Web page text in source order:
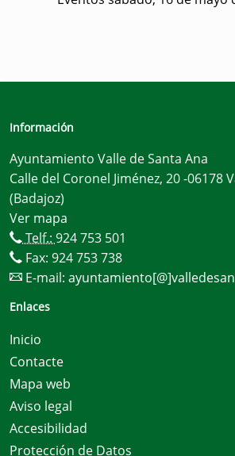
Información
Ayuntamiento Valle de Santa Ana
Calle del Coronel Jiménez, 20 -06178
(Badajoz)
Ver mapa
Telf.: 924 753 501
Fax: 924 753 738
E-mail:
Enlaces
Inicio
Contacte
Mapa web
Aviso legal
Accesibilidad
Protección de Datos